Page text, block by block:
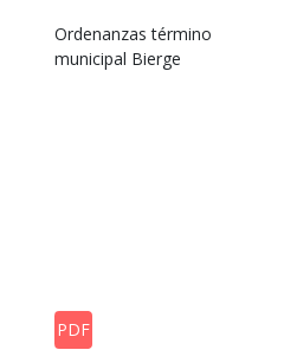
Ordenanzas término
municipal Bierge
PDF